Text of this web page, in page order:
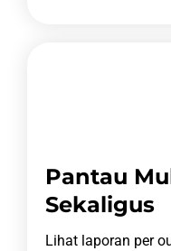
Pantau
Sekaligus
Lihat laporan per